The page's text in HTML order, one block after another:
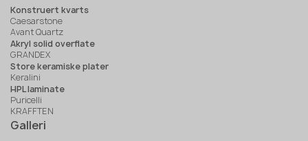
Konstruert kvarts
Caesarstone
Avant Quartz
Akryl solid overflate
GRANDEX
Store keramiske plater
Keralini
HPL laminate
Puricelli
KRAFFTEN
Galleri